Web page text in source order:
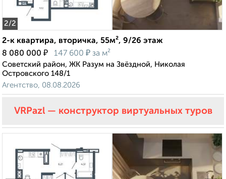
2/2
2-к квартира, вторичка, 55м², 9/26 этаж
8 080 000 ₽ 147 600 ₽ за м²
Советский район, ЖК Разум на Звёздной, Николая
Островского 148/1
Агентство, 08.08.2026
VRPazl — конструктор виртуальных туров